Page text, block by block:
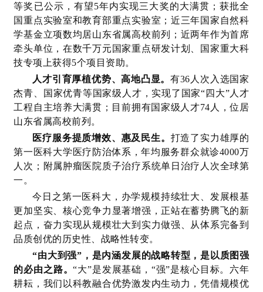
等奖已公示，有望5年内实现三大奖的大满贯；获批全
国重点实验室和教育部重点实验室；近三年国家自然科
学基金立项数均居山东省属高校前列；近两年作为首席
牵头单位，在数千万元国家重点研发计划、国家重大科
技专项上获得5个项目资助。
人才引育厚植优势、高地凸显。有36人次入选国家
杰青、国家优青等国家级人才，实现了国家“四大”人才
工程自主培养大满贯；目前拥有国家级人才74人，位居
山东省属高校前列。
医疗服务提质增效、惠及民生。 打造了实力雄厚的
第一医科大学医疗防治体系，年均服务群众就诊4000万
人次；附属肿瘤医院质子治疗系统单日治疗人次全球第
一。
今日之第一医科大，办学规模持续壮大、发展根基
更加坚实、核心竞争力显著增强，正站在蓄势腾飞的新
起点，奋力实现从规模壮大到实力做强、从体系完备到
品质创优的历史性、战略性转变。
“由大到强”，是内涵发展的战略转型，是以质图强
的必由之路。“大”是发展基础，“强”是核心目标。六年
耕耘，我们以科教融合优势激发内生动力，凭借规模优